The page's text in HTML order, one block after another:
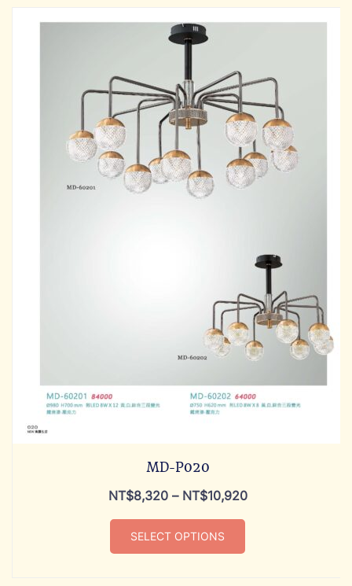
MD-P020
NT$8,320– NT$10,920
SELECT OPTIONS